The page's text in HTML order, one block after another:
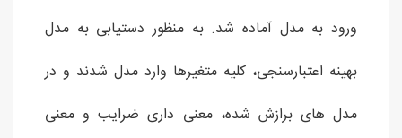
ورود به مدل آماده شد. به منظور دستیابی به مدل
بهینه اعتبارسنجی، کلیه متغیرها وارد مدل شدند و در
مدل های برازش شده، معنی داری ضرایب و معنی